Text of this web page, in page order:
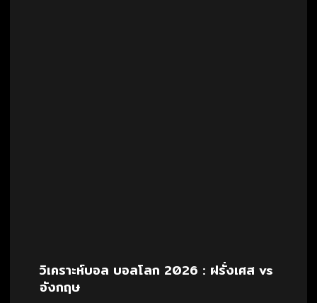
วิเคราะห์บอล บอลโลก 2026 : ฝรั่งเศส vs
อังกฤษ